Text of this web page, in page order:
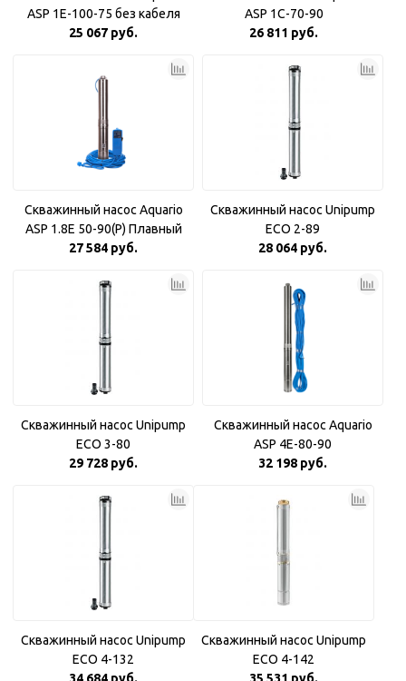
ASP 1E-100-75 без кабеля
25 067 руб.
ASP 1С-70-90
26 811 руб.
Скважинный насос Aquario
ASP 1.8Е 50-90(P) Плавный
пуск
27 584 руб.
Скважинный насос Unipump
ECO 2-89
28 064 руб.
Скважинный насос Unipump
ECO 3-80
29 728 руб.
Скважинный насос Aquario
ASP 4E-80-90
32 198 руб.
Скважинный насос Unipump
ECO 4-132
Скважинный насос Unipump
ECO 4-142